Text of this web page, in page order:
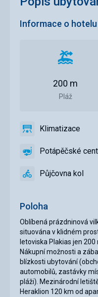
Poloha
Oblíbená prázdninová
situována v klidném prostředí 350 m od oblíbeného
letoviska Plakias jen
Nákupní možnosti a
blízkosti ubytování
automobilů, zastávky
pláži). Mezinárodní
Heraklion 120 km od
Informace o hotelu
Vzdálenost
pláže
Pláž
200 m
Klimatizace
Klimatizace
ano
Potápěčské
Potápěčské
ano
PůjčovnaPůjčovna kol
ano